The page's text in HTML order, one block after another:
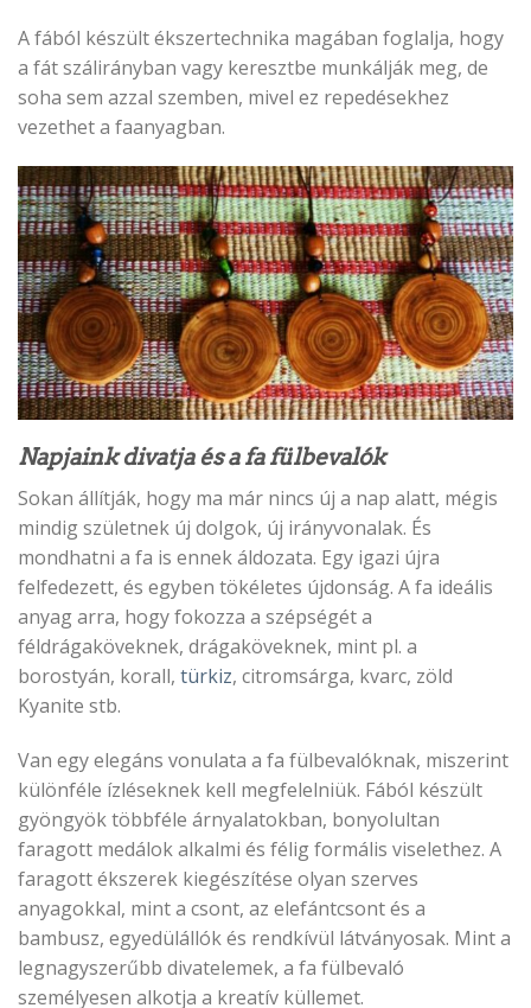
A fából készült ékszertechnika magában foglalja, hogy
a fát szálirányban vagy keresztbe munkálják meg, de
soha sem azzal szemben, mivel ez repedésekhez
vezethet a faanyagban.
Napjaink divatja és a fa fülbevalók
Sokan állítják, hogy ma már nincs új a nap alatt, mégis
mindig születnek új dolgok, új irányvonalak. És
mondhatni a fa is ennek áldozata. Egy igazi újra
felfedezett, és egyben tökéletes újdonság. A fa ideális
anyag arra, hogy fokozza a szépségét a
féldrágaköveknek, drágaköveknek, mint pl. a
borostyán, korall, türkiz, citromsárga, kvarc, zöld
Kyanite stb.
Van egy elegáns vonulata a fa fülbevalóknak, miszerint
különféle ízléseknek kell megfelelniük. Fából készült
gyöngyök többféle árnyalatokban, bonyolultan
faragott medálok alkalmi és félig formális viselethez. A
faragott ékszerek kiegészítése olyan szerves
anyagokkal, mint a csont, az elefántcsont és a
bambusz, egyedülállók és rendkívül látványosak. Mint a
legnagyszerűbb divatelemek, a fa fülbevaló
személyesen alkotja a kreatív küllemet.